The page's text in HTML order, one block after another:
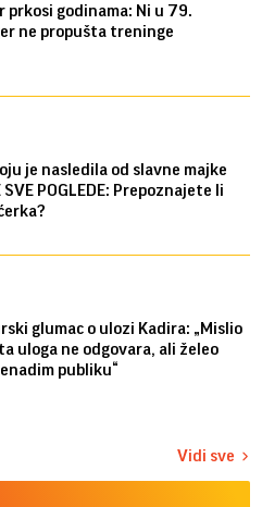
prkosi godinama: Ni u 79.
ne propušta treninge
je nasledila od slavne majke
SVE POGLEDE: Prepoznajete li
glumac o ulozi Kadira: „Mislio
uloga ne odgovara, ali želeo
publiku“
Vidi sve